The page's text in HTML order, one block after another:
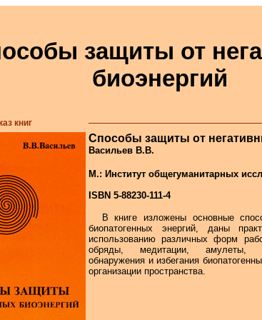
защиты от
биоэнергий
книг
Способы защиты от
Васильев В.В.
М.: Институт общегуманитарных
ISBN 5-88230-111-4
В книге изложены основные
биопатогенных энергий, даны
использованию различных форм
обряды, медитации, амулеты,
обнаружения и избегания
организации пространства.